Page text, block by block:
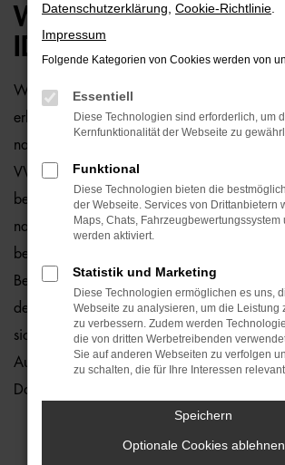
WIE WÄRE ES MIT
ID.5 FÜR BERLIN?
Wer zu uns und damit zur Auto-Familie
erhält viele Vorschläge rund um die
natürlich auch für Berlin und Umgebung,
VW ID.5 empfehlen. Die Rede ist von einem
bewährten und zuverlässigen Fahrzeug, das
nahezu jedem Anspruch in Berlin passt.
bei uns vor Ort einsteigen oder übernehmen
Beratung auf digitalem Weg. Der Vorteil
denn so erhalten Sie Ihren VW ID.5 frei
sich an der direkten Lieferung nach Berlin
Autokauf Ihre eigenen vier Wände zu
Dann kontaktieren Sie uns noch heute.
Datenschutzerklärung Cookie-Richtlinie
Impressum
Folgende Kategorien von Cookies werden von
Essentiell
Diese Technologien sind erforderlich, um
Kernfunktionalität der Webseite zu
Funktional
Diese Technologien bieten die
der Webseite. Services von Drittanbietern
Maps, Chats, Fahrzeugbewertungssystem
werden aktiviert.
Statistik und Marketing
Diese Technologien ermöglichen es uns,
Webseite zu analysieren, um die Leistung
zu verbessern. Zudem werden
die von dritten Werbetreibenden
Sie auf anderen Webseiten zu verfolgen
zu schalten, die für Ihre Interessen
Speichern
Optionale Cookies ablehnen